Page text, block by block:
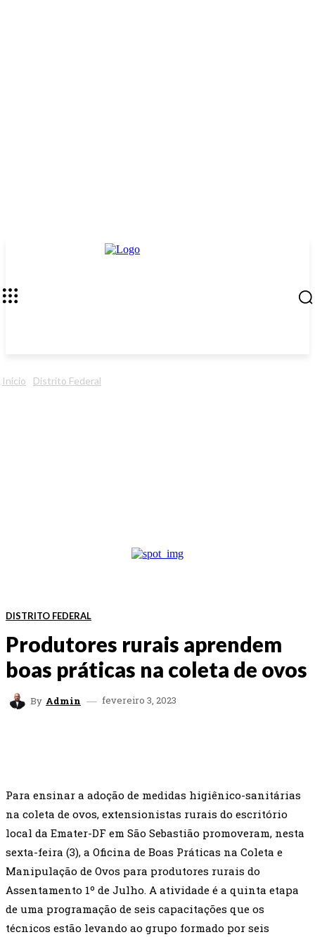
Início Distrito Federal
DISTRITO FEDERAL
Produtores rurais aprendem
boas práticas na coleta de ovos
By Admin fevereiro 3, 2023
Para ensinar a adoção de medidas higiênico-sanitárias
na coleta de ovos, extensionistas rurais do escritório
local da Emater-DF em São Sebastião promoveram, nesta
sexta-feira (3), a Oficina de Boas Práticas na Coleta e
Manipulação de Ovos para produtores rurais do
Assentamento 1º de Julho. A atividade é a quinta etapa
de uma programação de seis capacitações que os
técnicos estão levando ao grupo formado por seis